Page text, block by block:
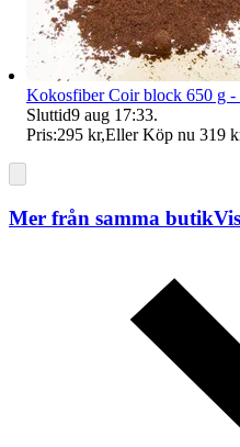
Kokosfiber Coir block 650 g -
Sluttid9 aug 17:33.
Pris:295 kr,Eller Köp nu 319
Mer från samma butik